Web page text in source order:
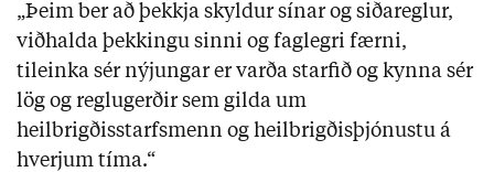
„Þeim ber að þekkja skyldur sínar og siðareglur,
viðhalda þekkingu sinni og faglegri færni,
tileinka sér nýjungar er varða starfið og kynna sér
lög og reglugerðir sem gilda um
heilbrigðisstarfsmenn og heilbrigðisþjónustu á
hverjum tíma.“